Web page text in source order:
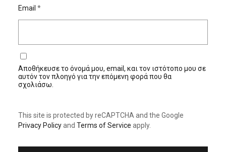
Email *
Αποθήκευσε το όνομά μου, email, και τον ιστότοπο μου σε
αυτόν τον πλοηγό για την επόμενη φορά που θα
σχολιάσω.
This site is protected by reCAPTCHA and the Google
Privacy Policyand Terms of Service apply.